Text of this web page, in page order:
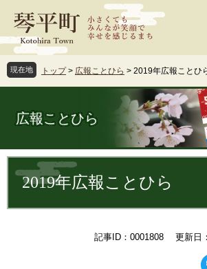
ジ
先
頭
ュ
を
飛
文
現在地 トップ > 広報ことひら > 2019年広報ことひ
広報ことひら
文 2019年広報ことひら
記事ID：0001808 更新日